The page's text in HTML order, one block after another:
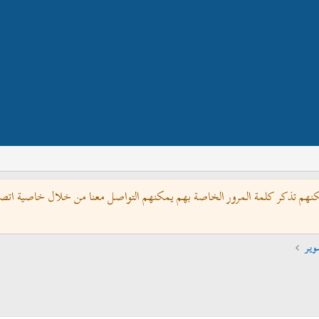
تذكر كلمة المرور الخاصة بهم يمكنهم التواصل معنا من خلال خاصية